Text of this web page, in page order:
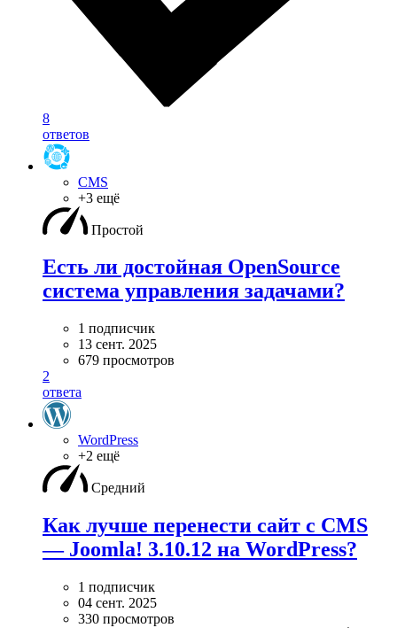
8
ответов
CMS
+3 ещё
Простой
Есть ли достойная OpenSource
система управления задачами?
1 подписчик
13 сент. 2025
679 просмотров
2
ответа
WordPress
+2 ещё
Средний
Как лучше перенести сайт с CMS
— Joomla! 3.10.12 на WordPress?
1 подписчик
04 сент. 2025
330 просмотров